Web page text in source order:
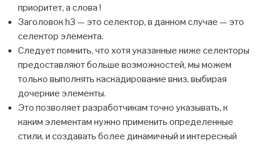
приоритет, а слова !
Заголовок h3 — это селектор, в данном случае — это
селектор элемента.
Следует помнить, что хотя указанные ниже селекторы
предоставляют больше возможностей, мы можем
только выполнять каскадирование вниз, выбирая
дочерние элементы.
Это позволяет разработчикам точно указывать, к
каким элементам нужно применить определенные
стили, и создавать более динамичный и интересный